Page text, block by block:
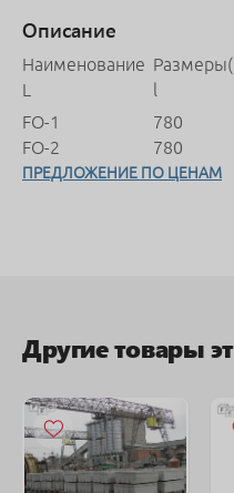
Описание
Наименование
L
l
FO-1
780
FO-2
780
ПРЕДЛОЖЕНИЕ ПО ЦЕНАМ
Другие товары